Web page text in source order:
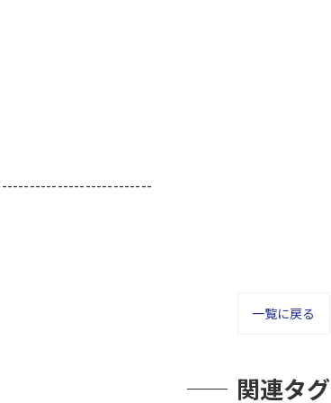
一覧に戻る
関連タグ